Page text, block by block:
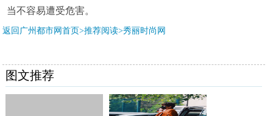
当不容易遭受危害。
返回广州都市网首页>推荐阅读>秀丽时尚网
图文推荐